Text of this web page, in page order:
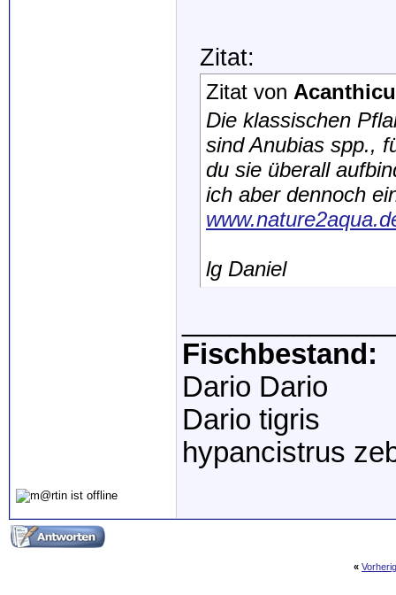
Zitat:
Zitat von
Die klassischen
sind Anubias spp.,
du sie überall
ich aber dennoch
lg Daniel
Fischbestand:
Dario Dario
Dario tigris
hypancistrus
«